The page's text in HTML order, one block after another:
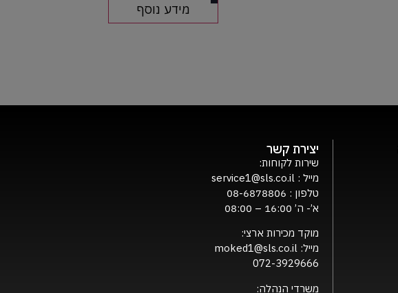
מידע נוסף
יצירת קשר
שירות לקוחות:
מייל :
טלפון : 08-6878806
א’- ה’ 16:00 – 08:00
מוקד מכירות ארצי:
מייל:moked1@sls.co.il
072-3929666
משרדי הנהלה: